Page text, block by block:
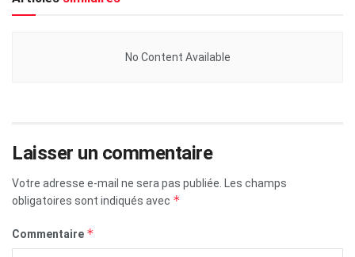
No Content Available
Laisser un commentaire
Votre adresse e-mail ne sera pas publiée.
Les champs
obligatoires sont indiqués avec *
Commentaire *